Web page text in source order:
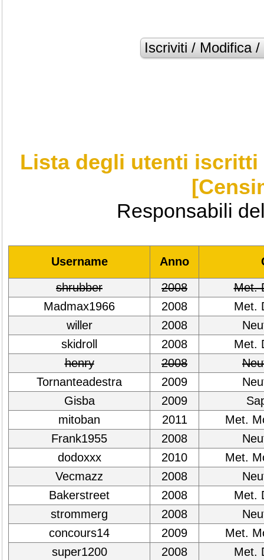
Lista degli utenti iscritti
Responsabili
Username Anno
shrubber
2008
Met.
Madmax1966
2008
Met.
willer
2008
skidroll
2008
Met.
henry
2008
Tornanteadestra
2009
Gisba
2009
mitoban
2011
Met.
Frank1955
2008
dodoxxx
2010
Met.
Vecmazz
2008
Bakerstreet
2008
Met.
strommerg
2008
concours14
2009
Met.
super1200
2008 Met.